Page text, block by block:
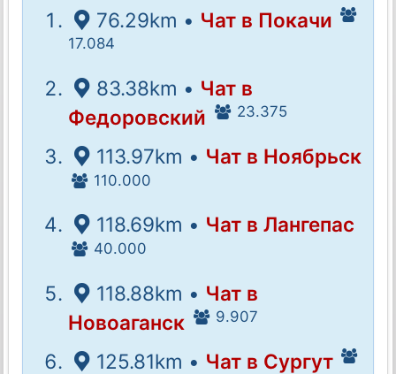
76.29km • Чат в Покачи
17.084
83.38km • Чат в
Федоровский
23.375
113.97km • Чат в Ноябрьск
110.000
118.69km • Чат в Лангепас
40.000
118.88km • Чат в
Новоаганск
9.907
125.81km • Чат в Сургут